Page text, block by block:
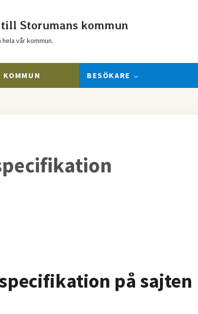
Storumans kommun
vår kommun.
KOMMUN BESÖKARE
på sajten